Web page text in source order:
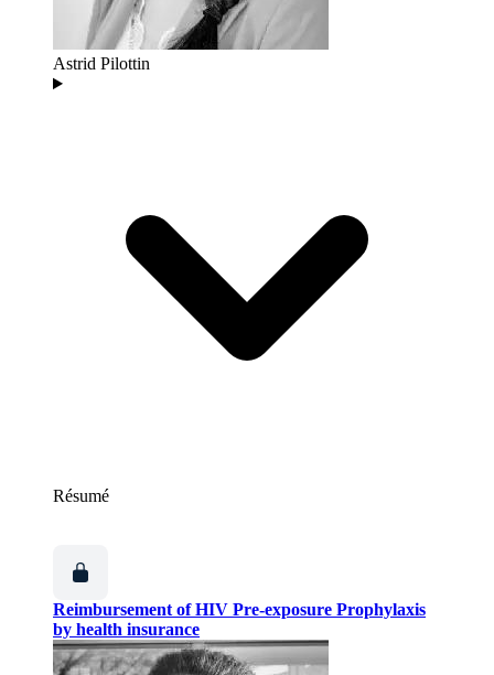
Astrid Pilottin
Résumé
Reimbursement of HIV Pre-exposure Prophylaxis
by health insurance